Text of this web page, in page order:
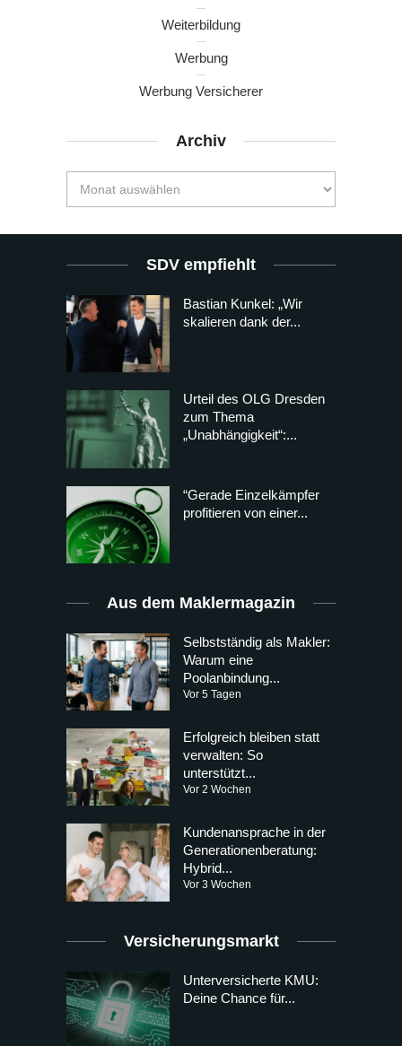
Weiterbildung
Werbung
Werbung Versicherer
Archiv
SDV empfiehlt
Bastian Kunkel: „Wir
skalieren dank der...
Urteil des OLG Dresden
zum Thema
„Unabhängigkeit“:...
“Gerade Einzelkämpfer
profitieren von einer...
Aus dem Maklermagazin
Selbstständig als Makler:
Warum eine
Poolanbindung...
Vor 5 Tagen
Erfolgreich bleiben statt
verwalten: So
unterstützt...
Vor 2 Wochen
Kundenansprache in der
Generationenberatung:
Hybrid...
Vor 3 Wochen
Versicherungsmarkt
Unterversicherte KMU:
Deine Chance für...